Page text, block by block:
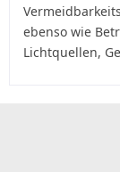
ebenso wie
Lichtquellen,